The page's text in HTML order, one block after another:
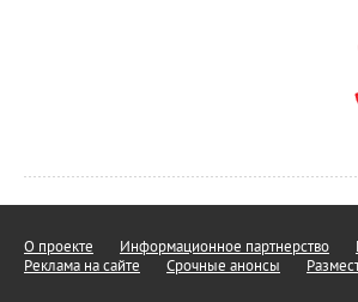
О проекте Информационное партнерство
Реклама на сайте
Срочные анонсы